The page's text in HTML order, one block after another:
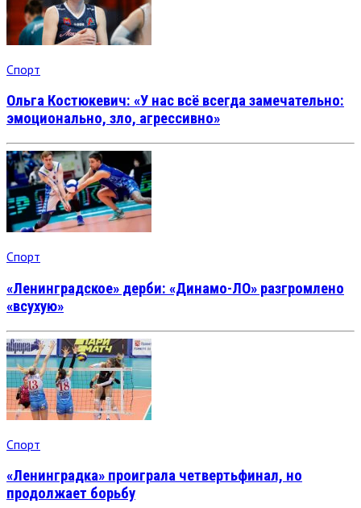
Спорт
Ольга Костюкевич: «У нас всё всегда замечательно:
эмоционально, зло, агрессивно»
Спорт
«Ленинградское» дерби: «Динамо-ЛО» разгромлено
«всухую»
Спорт
«Ленинградка» проиграла четвертьфинал, но
продолжает борьбу